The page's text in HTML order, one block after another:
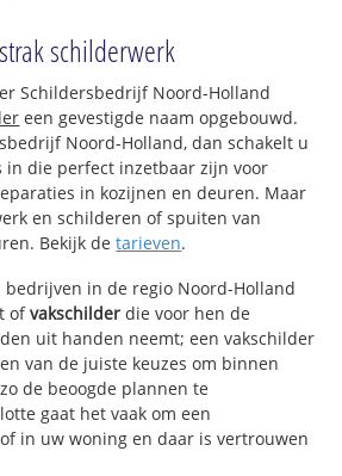
schilderwerk
Schildersbedrijf Noord-Holland
een gevestigde naam opgebouwd.
Noord-Holland, dan schakelt u
in die perfect inzetbaar zijn voor
in kozijnen en deuren. Maar
en schilderen of spuiten van
Bekijk detarieven.
in de regio Noord-Holland
ofvakschilder die voor hen de
uit handen neemt; een vakschilder
van de juiste keuzes om binnen
de beoogde plannen te
gaat het vaak om een
in uw woning en daar is vertrouwen